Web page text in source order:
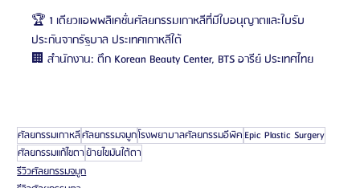
🏆 1 เดียวแอพพลิเคชั่นศัลยกรรมเกาหลีที่มีใบอนุญาตและใบรับ
ประกันจากรัฐบาล ประเทศเกาหลีใต้
🏢 สำนักงาน: ตึก Korean Beauty Center, BTS อารีย์ ประเทศไทย
ศัลยกรรมเกาหลีศัลยกรรมจมูกโรงพยาบาลศัลยกรรมอีพิคEpic Plastic Surgery
ศัลยกรรมแก้ไขตาย้ายไขมันใต้ตา
รีวิวศัลยกรรมจมูก